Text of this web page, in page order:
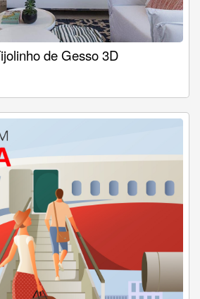
de Gesso 3D